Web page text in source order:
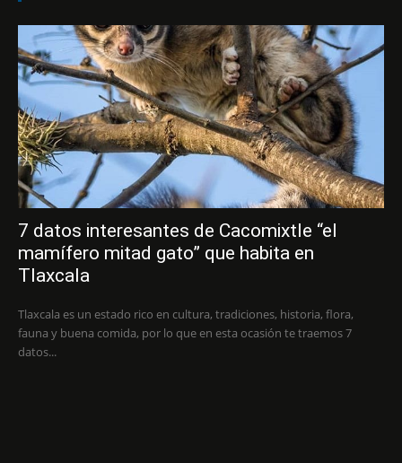
7 datos interesantes de Cacomixtle “el
mamífero mitad gato” que habita en
Tlaxcala
Tlaxcala es un estado rico en cultura, tradiciones, historia, flora,
fauna y buena comida, por lo que en esta ocasión te traemos 7
datos...